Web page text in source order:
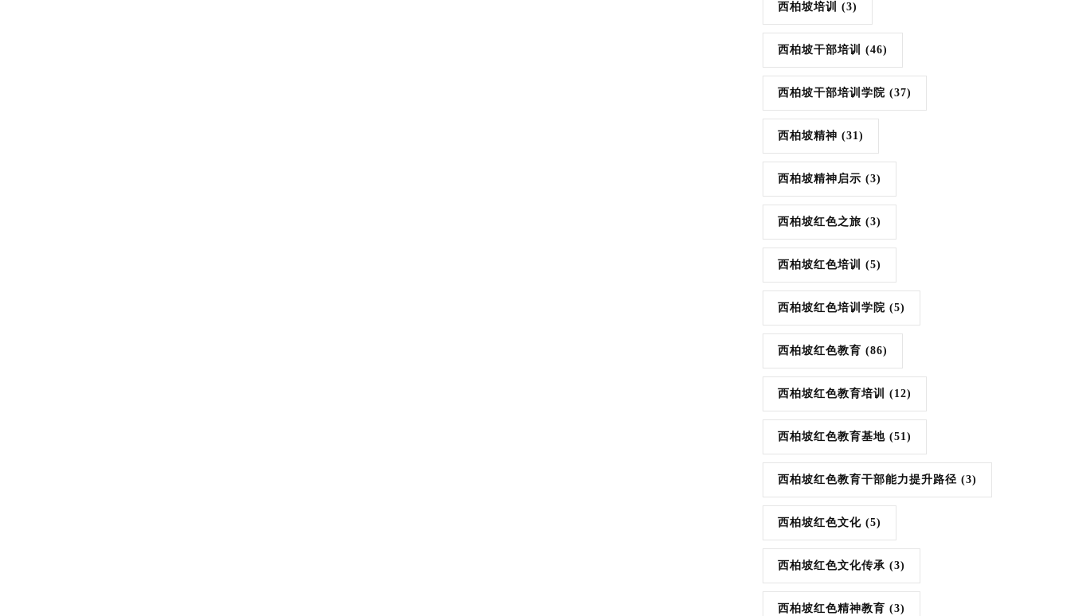
西柏坡培训 (3)
西柏坡干部培训 (46)
西柏坡干部培训学院 (37)
西柏坡精神 (31)
西柏坡精神启示 (3)
西柏坡红色之旅 (3)
西柏坡红色培训 (5)
西柏坡红色培训学院 (5)
西柏坡红色教育 (86)
西柏坡红色教育培训 (12)
西柏坡红色教育基地 (51)
西柏坡红色教育干部能力提升路径 (3)
西柏坡红色文化 (5)
西柏坡红色文化传承 (3)
西柏坡红色精神教育 (3)